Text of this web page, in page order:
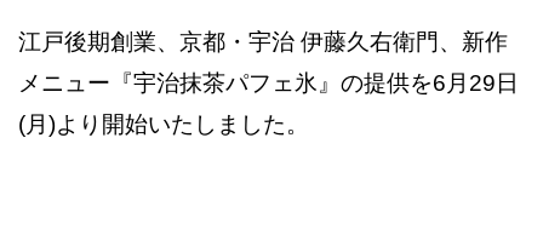
江戸後期創業、京都・宇治 伊藤久右衛門、新作
メニュー『宇治抹茶パフェ氷』の提供を6月29日
(月)より開始いたしました。